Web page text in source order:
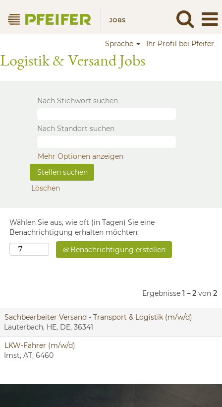
Sprache Ihr Profil bei Pfeifer
Logistik & Versand Jobs
Nach Stichwort suchen
Nach Standort suchen
Mehr Optionen anzeigen
Löschen
Wählen Sie aus, wie oft (in Tagen) Sie eine
Benachrichtigung erhalten möchten:
Benachrichtigung erstellen
Ergebnisse 1 – 2 von 2
Sachbearbeiter Versand - Transport & Logistik (m/w/d)
Lauterbach, HE, DE, 36341
LKW-Fahrer (m/w/d)
Imst, AT, 6460